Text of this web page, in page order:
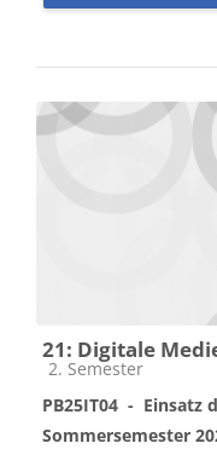
21: Digitale
Kursbereich
2. Semester
PB25IT04 - Einsatz
Sommersemester